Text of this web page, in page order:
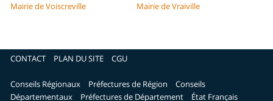
Mairie de Voiscreville
Mairie de Vraiville
CONTACT PLAN DU SITE CGU
Conseils Régionaux Préfectures de Région
Conseils
Départementaux
Préfectures de Département État Français